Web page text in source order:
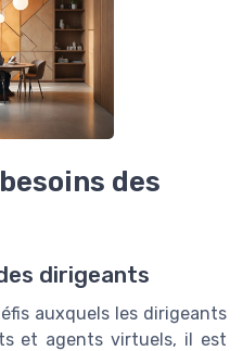
des
dirigeants
auxquels les dirigeants
et agents virtuels, il est